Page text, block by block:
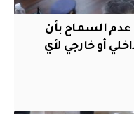
عدم السماح بأن
أو خارجي لأي